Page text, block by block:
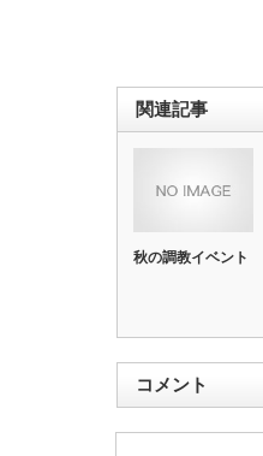
関連記事
秋の調教イベント
コメント